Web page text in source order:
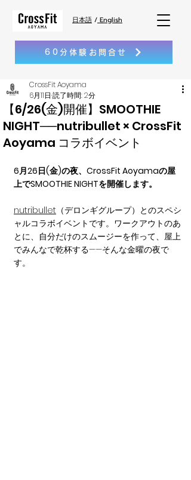
日本語 / English
60分体験お問合せ
【6/26(金)開催】SMOOTHIE
NIGHT──nutribullet × CrossFit
Aoyama コラボイベント
CrossFit Aoyama
6月11日 読了時間: 2分
6月26日(金)の夜、CrossFit Aoyamaの屋
上でSMOOTHIE NIGHTを開催します。
nutribullet （デロンギグループ）とのスペシ
ャルコラボイベントです。ワークアウトのあ
とに、自分だけのスムージーを作って、屋上
でみんなで乾杯する——そんな金曜の夜で
す。